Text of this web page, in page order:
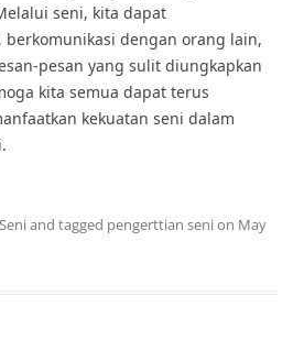
seni, kita dapat
dengan orang lain,
pesan yang sulit diungkapkan
kita semua dapat terus
kekuatan seni dalam
Seniand tagged pengerttian senion May